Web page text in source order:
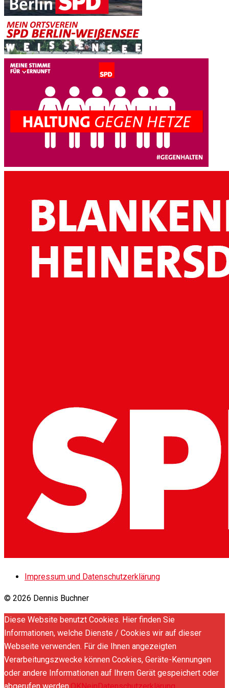
Impressum und Datenschutzerklärung
© 2026 Dennis Buchner
Diese Website benutzt Cookies. Hier finden Sie
Informationen, welche Dienste / Cookies wir auf dieser
Webseite verwenden. Für die Ihnen angezeigten
Verarbeitungszwecke können Cookies, Geräte-Kennungen
oder andere Informationen auf Ihrem Gerät gespeichert oder